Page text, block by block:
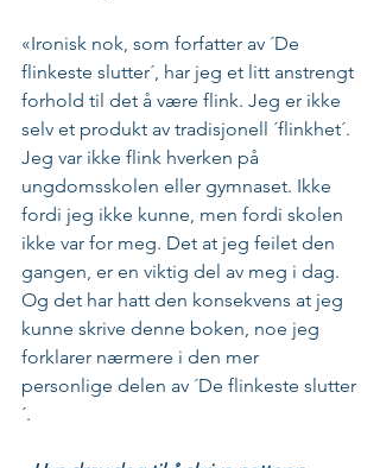
«Ironisk nok, som forfatter av ´De
flinkeste slutter´, har jeg et litt anstrengt
forhold til det å være flink. Jeg er ikke
selv et produkt av tradisjonell ´flinkhet´.
Jeg var ikke flink hverken på
ungdomsskolen eller gymnaset. Ikke
fordi jeg ikke kunne, men fordi skolen
ikke var for meg. Det at jeg feilet den
gangen, er en viktig del av meg i dag.
Og det har hatt den konsekvens at jeg
kunne skrive denne boken, noe jeg
forklarer nærmere i den mer
personlige delen av ´De flinkeste slutter
´.